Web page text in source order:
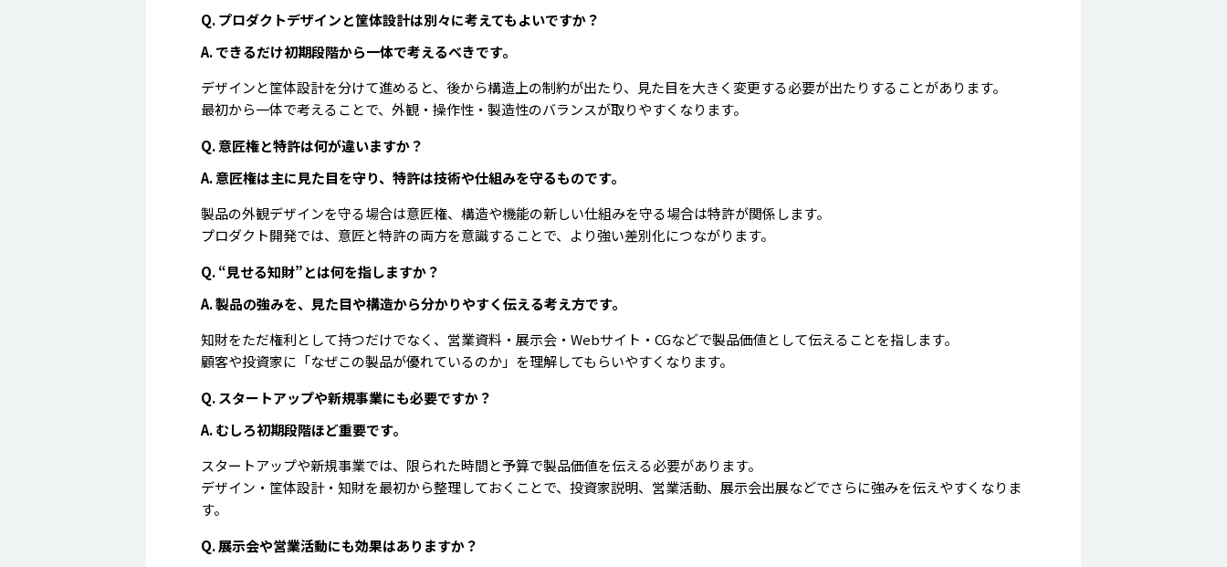
Q. プロダクトデザインと筐体設計は別々に考えてもよいですか？
A. できるだけ初期段階から一体で考えるべきです。
デザインと筐体設計を分けて進めると、後から構造上の制約が出たり、見た目を大きく変更する必要が出たりすることがあります。
最初から一体で考えることで、外観・操作性・製造性のバランスが取りやすくなります。
Q. 意匠権と特許は何が違いますか？
A. 意匠権は主に見た目を守り、特許は技術や仕組みを守るものです。
製品の外観デザインを守る場合は意匠権、構造や機能の新しい仕組みを守る場合は特許が関係します。
プロダクト開発では、意匠と特許の両方を意識することで、より強い差別化につながります。
Q. “見せる知財”とは何を指しますか？
A. 製品の強みを、見た目や構造から分かりやすく伝える考え方です。
知財をただ権利として持つだけでなく、営業資料・展示会・Webサイト・CGなどで製品価値として伝えることを指します。
顧客や投資家に「なぜこの製品が優れているのか」を理解してもらいやすくなります。
Q. スタートアップや新規事業にも必要ですか？
A. むしろ初期段階ほど重要です。
スタートアップや新規事業では、限られた時間と予算で製品価値を伝える必要があります。
デザイン・筐体設計・知財を最初から整理しておくことで、投資家説明、営業活動、展示会出展などでさらに強みを伝えやすくなりま
す。
Q. 展示会や営業活動にも効果はありますか？